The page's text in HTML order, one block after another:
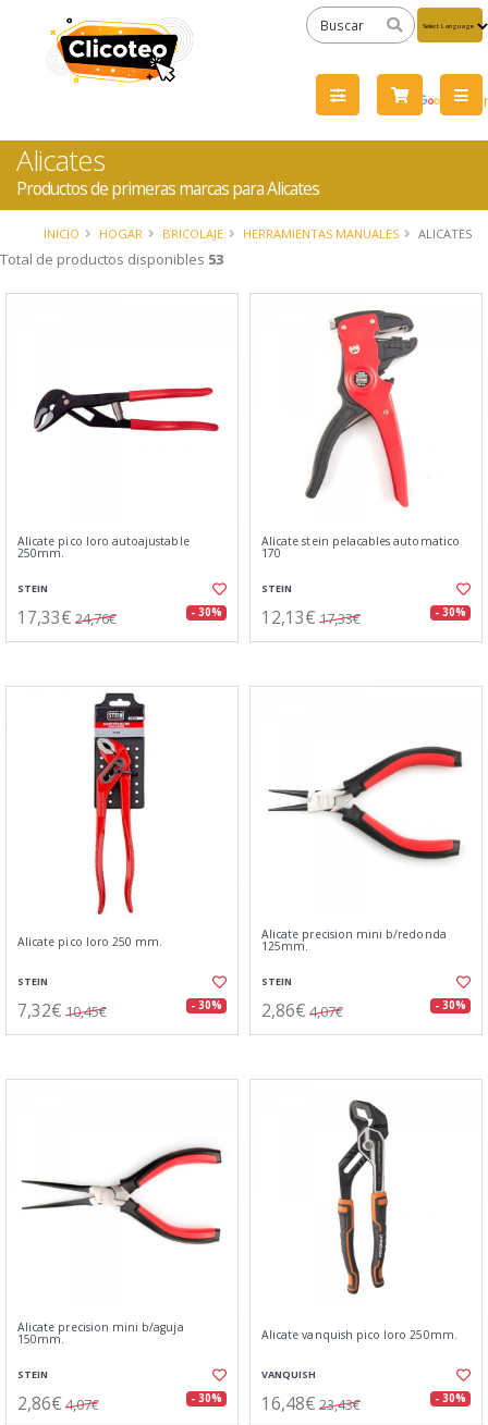
by
Alicates
Productos de primeras marcas para Alicates
INICIO HOGAR BRICOLAJE HERRAMIENTAS MANUALES ALICATES
Total de productos disponibles 53
Alicate pico loro autoajustable
250mm.
STEIN
17,33€ 24,76€ - 30%
Alicate stein pelacables automatico
170
STEIN
12,13€ 17,33€ - 30%
Alicate pico loro 250 mm.
STEIN
7,32€ 10,45€ - 30%
Alicate precision mini b/redonda
125mm.
STEIN
2,86€ 4,07€ - 30%
Alicate precision mini b/aguja
150mm.
STEIN
2,86€ 4,07€ - 30%
Alicate vanquish pico loro 250mm.
VANQUISH
16,48€ 23,43€ - 30%